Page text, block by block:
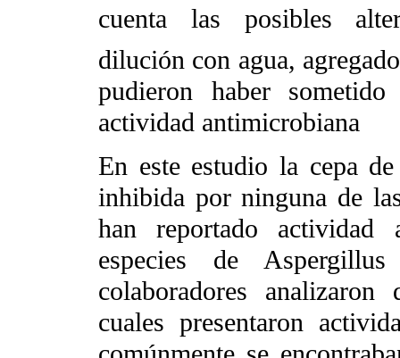
cuenta las posibles
dilución con agua,
pudieron haber
actividad antimicrobiana
En este estudio la cepa
inhibida por ninguna de
han reportado actividad
especies de
colaboradores
cuales presentaron